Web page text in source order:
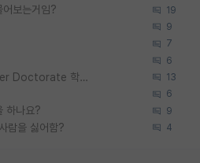
보는거임? 19
9
7
6
우리나라도 학구 열풍보면 Higher Doctorate 학위가 필요하다고 봅니다. 13
6
하나요? 9
람을 싫어함? 4